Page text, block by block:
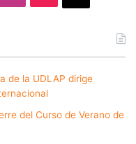
de la UDLAP dirige
del Curso de Verano de